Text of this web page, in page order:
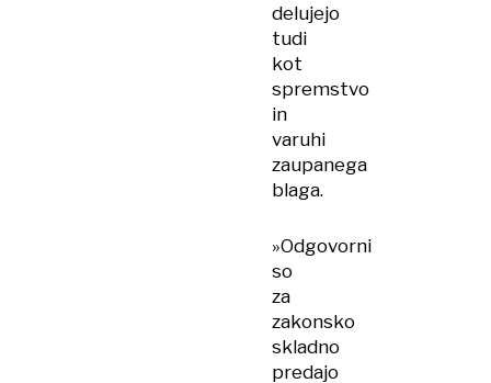
delujejo
tudi
kot
spremstvo
in
varuhi
zaupanega
blaga.
»Odgovorni
so
za
zakonsko
skladno
predajo